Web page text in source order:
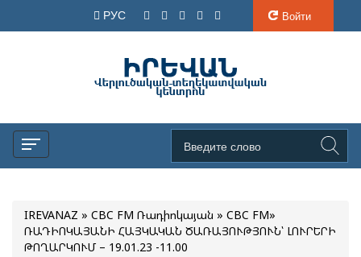
РУС Войти
IREVANAZ » CBC FM Ռադիոկայան » CBC FM»
ՌԱԴԻՈԿԱՅԱՆԻ ՀԱՅԿԱԿԱՆ ԾԱՌԱՅՈՒԹՅՈՒՆ՝ ԼՈՒՐԵՐԻ
ԹՈՂԱՐԿՈՒՄ – 19.01.23 -11.00